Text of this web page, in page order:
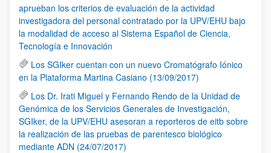
aprueban los criterios de evaluación de la actividad
investigadora del personal contratado por la UPV/EHU bajo
la modalidad de acceso al Sistema Español de Ciencia,
Tecnología e Innovación
Los SGIker cuentan con un nuevo Cromatógrafo Iónico
en la Plataforma Martina Casiano (13/09/2017)
Los Dr. Irati Miguel y Fernando Rendo de la Unidad de
Genómica de los Servicios Generales de Investigación,
SGIker, de la UPV/EHU asesoran a reporteros de eitb sobre
la realización de las pruebas de parentesco biológico
mediante ADN (24/07/2017)